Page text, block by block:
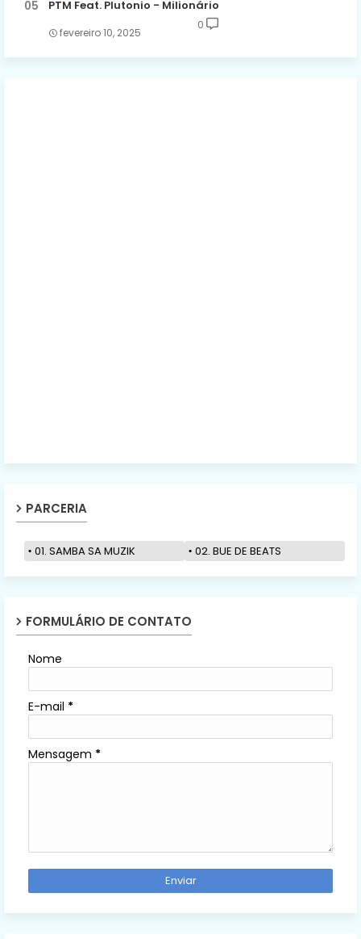
PTM Feat. Plutonio - Milionário
fevereiro 10, 2025
0
PARCERIA
01. SAMBA SA MUZIK 02. BUE DE BEATS
FORMULÁRIO DE CONTATO
Nome
E-mail *
Mensagem *